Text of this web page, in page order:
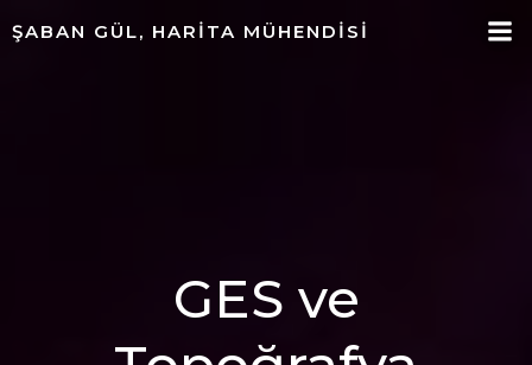
ŞABAN GÜL, HARITA MÜHENDISI
GES ve